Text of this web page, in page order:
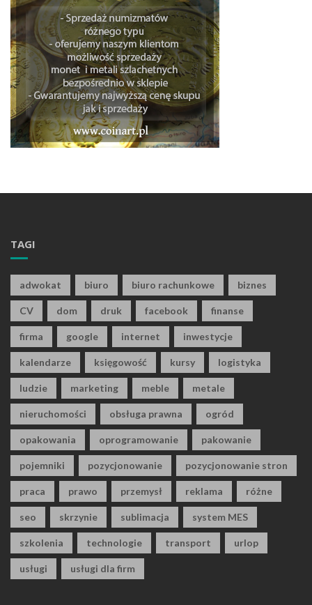
TAGI
adwokat biuro biuro rachunkowe biznes
CV dom druk facebook finanse
firma google internet inwestycje
kalendarze księgowość kursy logistyka
ludzie marketing meble metale
nieruchomości obsługa prawna ogród
opakowania oprogramowanie pakowanie
pojemniki pozycjonowanie pozycjonowanie stron
praca prawo przemysł reklama różne
seo skrzynie sublimacja system MES
szkolenia technologie transport urlop
usługi usługi dla firm